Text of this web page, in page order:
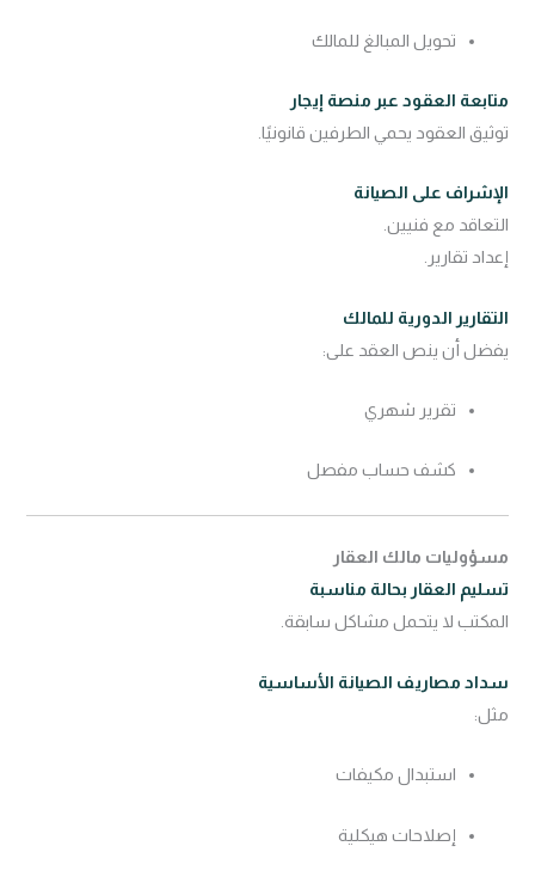
تحويل المبالغ للمالك
متابعة العقود عبر منصة إيجار
توثيق العقود يحمي الطرفين قانونيًا.
الإشراف على الصيانة
التعاقد مع فنيين.
إعداد تقارير.
التقارير الدورية للمالك
يفضل أن ينص العقد على:
تقرير شهري
كشف حساب مفصل
مسؤوليات مالك العقار
تسليم العقار بحالة مناسبة
المكتب لا يتحمل مشاكل سابقة.
سداد مصاريف الصيانة الأساسية
مثل:
استبدال مكيفات
إصلاحات هيكلية